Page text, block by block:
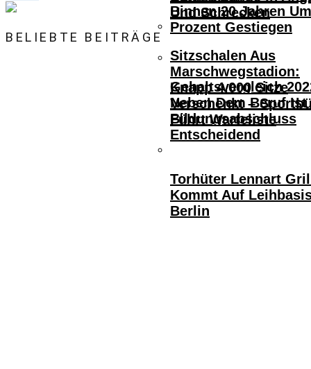
Und Schrecken
Binnen 20 Jahren
Prozent Gestiegen
Gehaltsvergleich
Neben Dem Beruf Ist
Bildungsabschluss
Entscheidend
Sitzschalen Aus
Marschwegstadion:
Knapp 4.000 Sitze
Verschenkt –
Führt Warteliste
Torhüter Lennart
Kommt Auf
Berlin
BELIEBTE BEITRÄGE